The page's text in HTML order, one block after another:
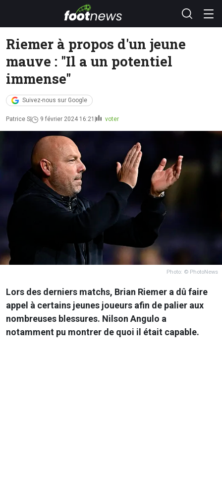
Riemer à propos d'un jeune
mauve : "Il a un potentiel
immense"
Suivez-nous sur Google
Patrice S 9 février 2024 16:21 voter
Photo: © PhotoNews
Lors des derniers matchs, Brian Riemer a dû faire
appel à certains jeunes joueurs afin de palier aux
nombreuses blessures. Nilson Angulo a
notamment pu montrer de quoi il était capable.